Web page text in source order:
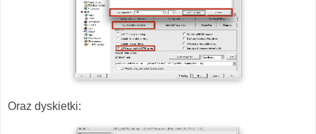
Oraz dyskietki: